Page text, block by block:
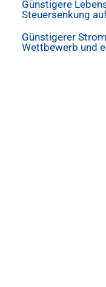
Günstigere
Steuersenkung
Günstigerer
Wettbewerb und